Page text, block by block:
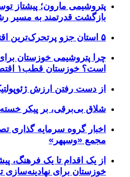
پتروشیمی مارون؛ پیشتاز
بازگشت قدرتمند به مسیر رشد
۵ استان جزو پرتحرک‌ترین اقتصاد‌های کشور
چرا پتروشیمی خوزستان
است؟ خوزستان قطب۱ اقتصاد
از دست رفتن ارزش
شلاق‌ بی‌برقی، بر پیکر
مجمع «وسپهر»
از یک اقدام تا یک فرهنگ،
خوزستان برای نهادینه‌سازی